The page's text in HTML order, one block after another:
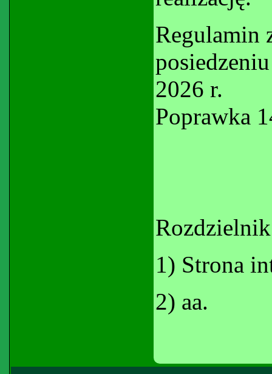
Regulamin
2026 r.
Poprawka
1) Strona
2) aa.